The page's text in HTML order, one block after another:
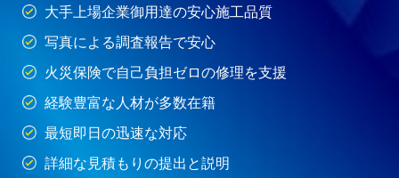
大手上場企業御用達の安心施工品質
写真による調査報告で安心
火災保険で自己負担ゼロの修理を支援
経験豊富な人材が多数在籍
最短即日の迅速な対応
詳細な見積もりの提出と説明